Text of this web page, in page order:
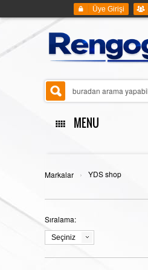
Üye Girişi
MENU
ANASAYFA
KENET ÇATI SİSTEMLERİ
Markalar › YDS shop
Sıralama:
Seçiniz